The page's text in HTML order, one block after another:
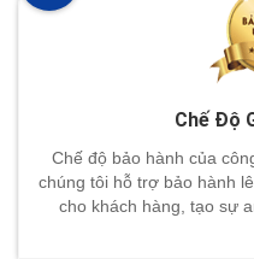
Chế Độ
Chế độ bảo hành của
chúng tôi hỗ trợ bảo hành
cho khách hàng, tạo sự